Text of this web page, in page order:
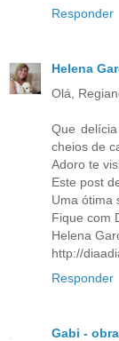
Responder
Helena
Olá,
Que
cheios de
Adoro te
Este post
Uma ótima
Fique com
Helena
http://
Responder
Gabi -